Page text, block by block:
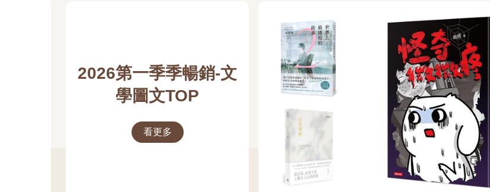
不時有年輕人偷偷溜進這片空地玩耍。【夏日幽靈】就從幾年前開始在這些年輕人之間流傳，類似都市傳說。
「第一次目睹的案例是三年前的夏天。似乎是擅闖機場遺址，放煙火的國中生見到的。」
我邊說明邊指向大比例尺地圖上的一點。這片只有河川與平原的地方，有一塊四方形的空白部分。該處就是機
「第二次目睹案例是隔年夏天。一群偷偷溜進此地的小學生碰到。聽說那些小孩也是在跑道上玩手持煙火。」
「煙火嗎……」
阿涼嘀咕。
「據說夏天在這裡玩煙火，【它】就會出現。另外還有其他目睹情報，包括帶家人的，飆車族，或是獨自溜
「如果傳聞屬實，【它】是女性吧？」小葵說。
我從書包取出素描簿，以鉛筆邊畫圖邊說明。在紙上照描腦海中想到的形象。
「外表是女性，年約二十歲。黑長髮，穿著裙襬很長的深色裙子。要重現的話，大概長得像這樣。」
以網路上收集的資料為基礎，我迅速畫出【夏日幽靈】的想像圖。看到我的畫，小葵佩服地表示。
2026第一季季暢銷-文
學圖文TOP
看更多